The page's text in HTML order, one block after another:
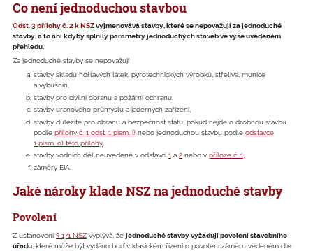
Co není jednoduchou stavbou
Odst. 3 přílohy č. 2 k NSZvyjmenovává stavby, které se nepovažují za jednoduché
stavby, a to ani kdyby splnily parametry jednoduchých staveb ve výše uvedeném
přehledu.
Za jednoduché stavby se nepovažují
stavby skladů hořlavých látek, pyrotechnických výrobků, střeliva, munice
a výbušnin,
stavby pro civilní obranu a požární ochranu,
stavby uranového průmyslu a jaderných zařízení,
stavby důležité pro obranu a bezpečnost státu, pokud nejde o drobnou stavbu
podle přílohy č. 1 odst. 1 písm. i) nebo jednoduchou stavbu podle odstavce
1 písm. o) této přílohy
stavby vodních děl neuvedené v odstavci 1 a 2 nebo v příloze č. 1,
záměry EIA.
Jaké nároky klade NSZ na jednoduché stavby
Povolení
Z ustanovení § 171 NSZ vyplývá, že jednoduché stavby vyžadují povolení stavebního
úřadu, které může být vydáno buď v klasickém řízení o povolení záměru vedeném dle